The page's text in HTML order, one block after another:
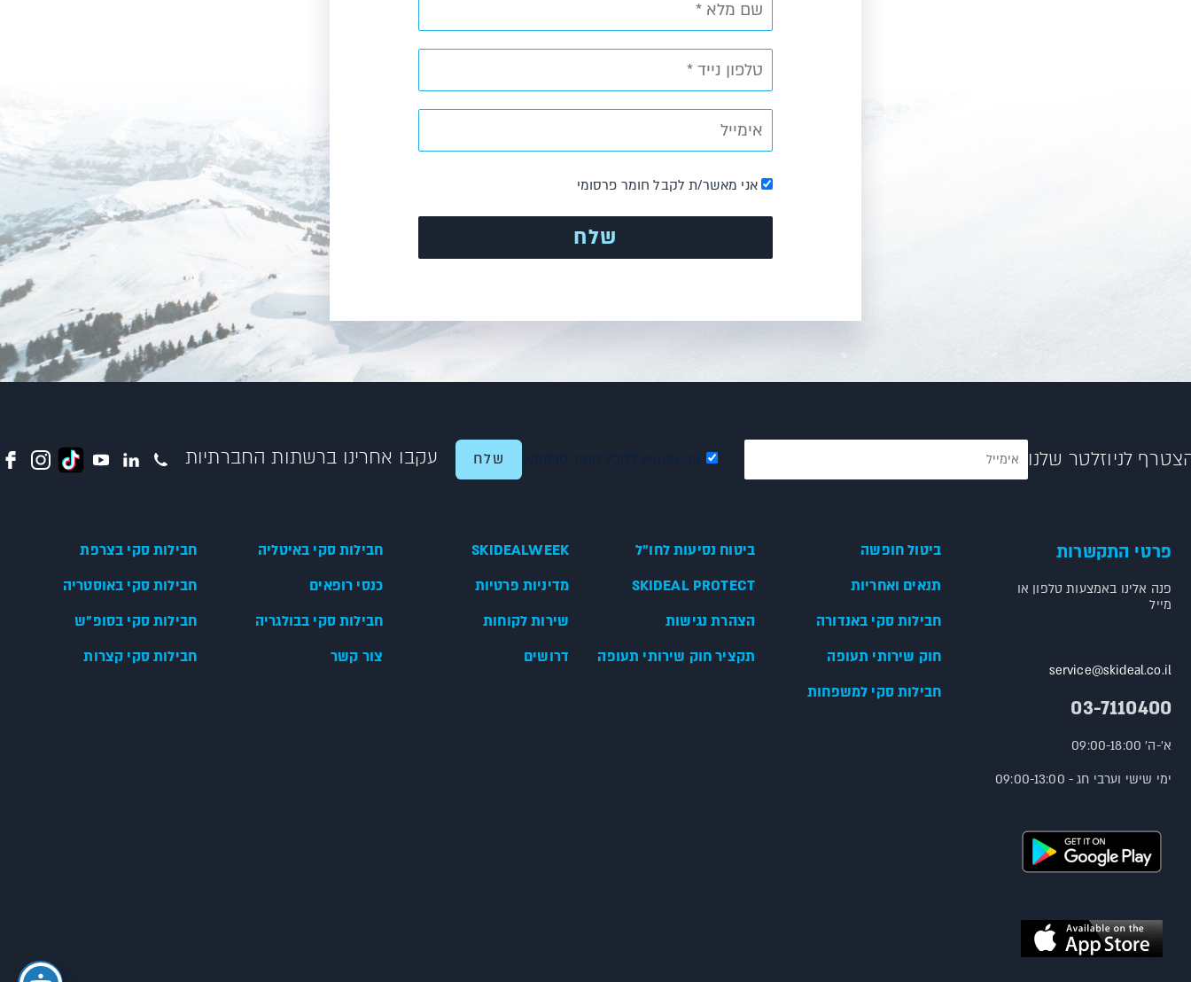
אני מאשר/ת לקבל חומר פרסומי
לניוזלטר שלנו עקבו אחרינו ברשתות החברתיות
פרטי התקשרות
פנה אלינו באמצעות טלפון או
מייל
service@skideal.co.il
03-7110400
א'-ה' 09:00-18:00
ימי שישי וערבי חג - 09:00-13:00
ביטול חופשה ביטוח נסיעות לחו"ל SKIDEALWEEK חבילות סקי באיטליה
חבילות סקי בצרפת
תנאים ואחריות
SKIDEAL PROTECT מדיניות פרטיות כנסי רופאים
חבילות סקי באוסטריה
חבילות סקי באנדורה
הצהרת נגישות שירות לקוחות חבילות סקי בבולגריה
חבילות סקי בסופ"ש
חוק שירותי תעופה
תקציר חוק שירותי תעופה דרושים צור קשר
חבילות סקי קצרות
חבילות סקי למשפחות